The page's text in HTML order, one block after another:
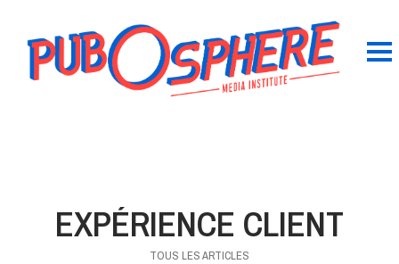
EXPÉRIENCE CLIENT
TOUS LES ARTICLES